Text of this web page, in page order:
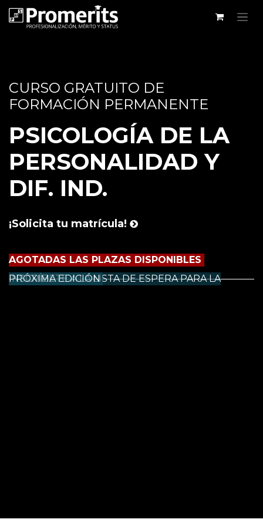
CURSO GRATUITO DE
FORMACIÓN PERMANENTE
PSICOLOGÍA DE LA
PERSONALIDAD Y
DIF. IND.
¡Solicita tu matrícula!
AGOTADAS LAS PLAZAS DISPONIBLES
INSCRÍBETE A LA LISTA DE ESPERA PARA LA PRÓXIMA EDICIÓN